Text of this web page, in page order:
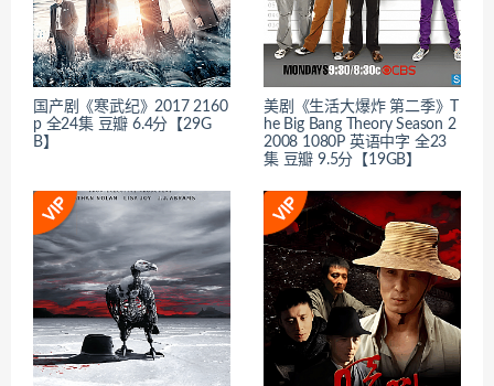
国产剧《寒武纪》2017 2160
p 全24集 豆瓣 6.4分【29G
B】
美剧《生活大爆炸 第二季》T
he Big Bang Theory Season 2
2008 1080P 英语中字 全23
集 豆瓣 9.5分【19GB】